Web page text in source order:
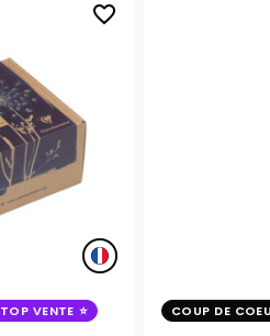
favorite_border
TOP VENTE COUP DE